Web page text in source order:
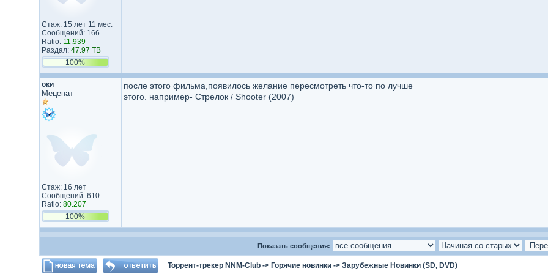
Стаж: 15 лет 11 мес.
Сообщений: 166
Ratio: 11.939
Раздал: 47.97 TB
100%
оки
Меценат
Стаж: 16 лет
Сообщений: 610
Ratio: 80.207
100%
после этого фильма,появилось желание пересмотреть что-то по лучше
этого. например- Стрелок / Shooter (2007)
Показать сообщения:
Торрент-трекер NNM-Club-> Горячие новинки-> Зарубежные Новинки (SD, DVD)